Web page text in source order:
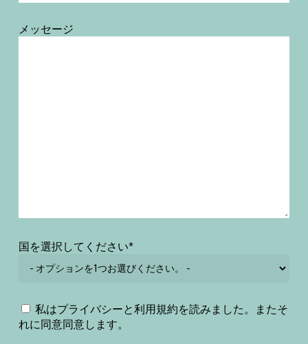
メッセージ
国を選択してください*
私はプライバシーと利用規約を読みました。またそ
れに同意同意します。